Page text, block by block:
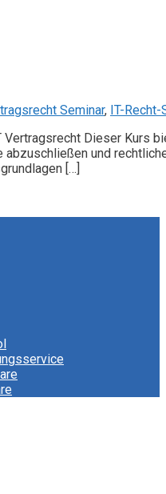
Seminar, IT-Recht-
Dieser Kurs
und
[…]